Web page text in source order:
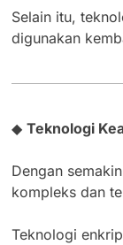
Selain itu,
digunakan
◆ Teknologi
Dengan
kompleks dan
Teknologi